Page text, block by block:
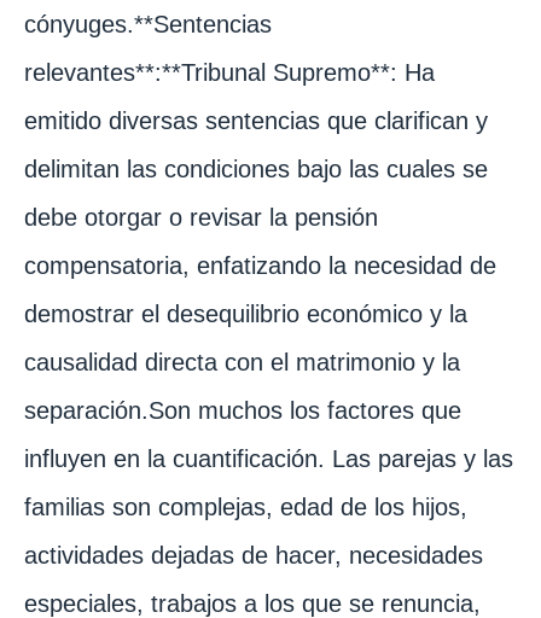
cónyuges.**Sentencias
relevantes**:**Tribunal Supremo**: Ha
emitido diversas sentencias que clarifican y
delimitan las condiciones bajo las cuales se
debe otorgar o revisar la pensión
compensatoria, enfatizando la necesidad de
demostrar el desequilibrio económico y la
causalidad directa con el matrimonio y la
separación.Son muchos los factores que
influyen en la cuantificación. Las parejas y las
familias son complejas, edad de los hijos,
actividades dejadas de hacer, necesidades
especiales, trabajos a los que se renuncia,